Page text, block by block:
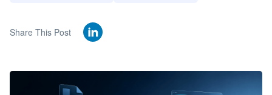
Share This Post